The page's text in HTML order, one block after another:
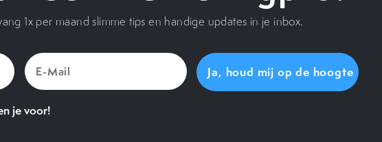
1x per maand slimme tips en handige updates in je inbox.
E-
Mail
(Vereist)
je voor!